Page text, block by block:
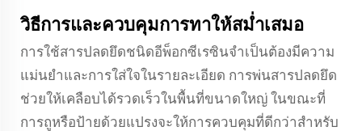
วิธีการและควบคุมการทาให้สม่ำเสมอ
การใช้สารปลดยึดชนิดอีพ็อกซีเรซินจำเป็นต้องมีความ
แม่นยำและการใส่ใจในรายละเอียด การพ่นสารปลดยึด
ช่วยให้เคลือบได้รวดเร็วในพื้นที่ขนาดใหญ่ ในขณะที่
การถูหรือป้ายด้วยแปรงจะให้การควบคุมที่ดีกว่าสำหรับ